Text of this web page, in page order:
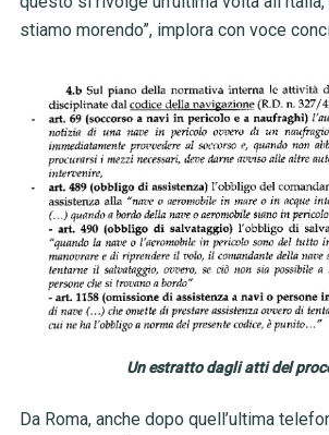
stiamo morendo”, implora con voce
Un estratto dagli atti del
Da Roma, anche dopo quell’ultima